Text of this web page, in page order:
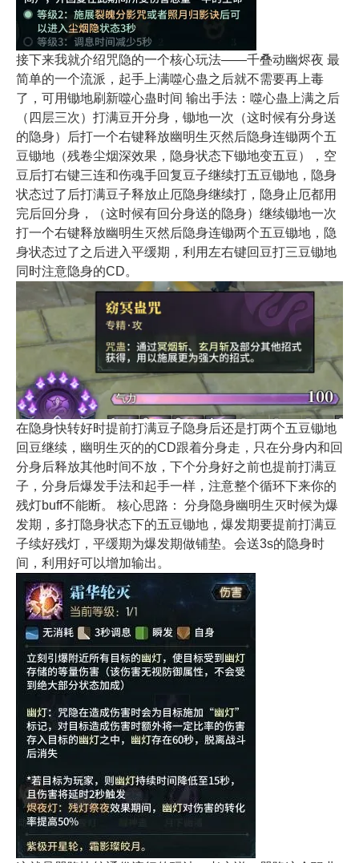
接下来我就介绍咒隐的一个核心玩法——千叠动幽烬夜 最
简单的一个流派，起手上满噬心蛊之后就不需要再上毒
了，可用锄地刷新噬心蛊时间 输出手法：噬心蛊上满之后
（四层三次）打满豆开分身，锄地一次（这时候有分身送
的隐身）后打一个右键释放幽明生灭然后隐身连锄两个五
豆锄地（残卷尘烟深效果，隐身状态下锄地变五豆），空
豆后打右键三连和伤魂手回复豆子继续打五豆锄地，隐身
状态过了后打满豆子释放止厄隐身继续打，隐身止厄都用
完后回分身，（这时候有回分身送的隐身）继续锄地一次
打一个右键释放幽明生灭然后隐身连锄两个五豆锄地，隐
身状态过了之后进入平缓期，利用左右键回豆打三豆锄地
同时注意隐身的CD。
在隐身快转好时提前打满豆子隐身后还是打两个五豆锄地
回豆继续，幽明生灭的的CD跟着分身走，只在分身内和回
分身后释放其他时间不放，下个分身好之前也提前打满豆
子，分身后爆发手法和起手一样，注意整个循环下来你的
残灯buff不能断。 核心思路： 分身隐身幽明生灭时候为爆
发期，多打隐身状态下的五豆锄地，爆发期要提前打满豆
子续好残灯，平缓期为爆发期做铺垫。会送3s的隐身时
间，利用好可以增加输出。